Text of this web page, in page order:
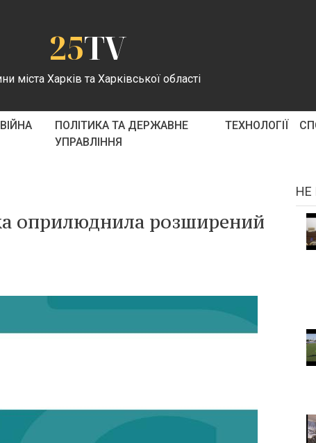
25TV
міста Харків та Харківської області
ПОЛІТИКА ТА ДЕРЖАВНЕ
УПРАВЛІННЯ
ТЕХНОЛОГІЇ
оприлюднила розширений
НЕ